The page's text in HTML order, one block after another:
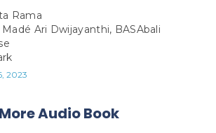
Rama
Ari Dwijayanthi, BASAbali
2023
More Audio Book